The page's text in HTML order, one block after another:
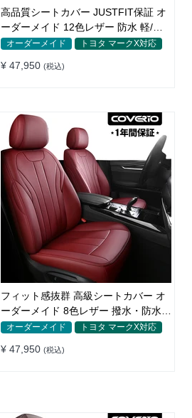
高品質シートカバー JUSTFIT保証 オ
ーダーメイド 12色レザー 防水 軽/普
自動車 SUV
オーダーメイド トヨタ マークX対応
¥ 47,950 (税込)
フィット感抜群 高級シートカバー オ
ーダーメイド 8色レザー 撥水・防水加
工 全席セット
オーダーメイド トヨタ マークX対応
¥ 47,950 (税込)